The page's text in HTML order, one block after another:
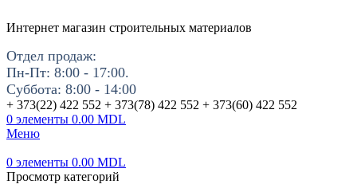
Интернет магазин строительных материалов
Отдел продаж:
Пн-Пт: 8:00 - 17:00.
Суббота: 8:00 - 14:00
+ 373(22) 422 552 + 373(78) 422 552 + 373(60) 422 552
0 элементы 0.00 MDL
Меню
0 элементы 0.00 MDL
Просмотр категорий